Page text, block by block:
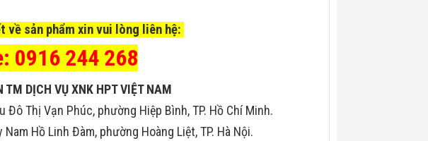
sản phẩm xin vui lòng liên hệ:
0916 244 268
TM DỊCH VỤ XNK HPT VIỆT NAM
Đô Thị Vạn Phúc, phường Hiệp Bình, TP. Hồ Chí Minh.
Hồ Linh Đàm, phường Hoàng Liệt, TP. Hà Nội.